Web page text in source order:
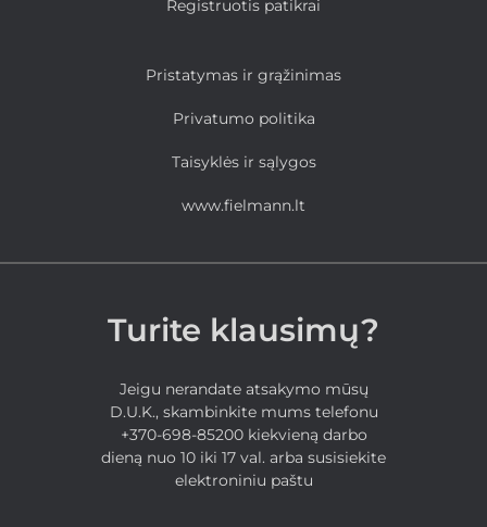
Registruotis patikrai
Pristatymas ir grąžinimas
Privatumo politika
Taisyklės ir sąlygos
www.fielmann.lt
Turite klausimų?
Jeigu nerandate atsakymo mūsų
D.U.K., skambinkite mums telefonu
+370-698-85200 kiekvieną darbo
dieną nuo 10 iki 17 val. arba susisiekite
elektroniniu paštu